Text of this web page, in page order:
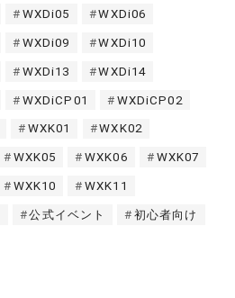
WXDi05 WXDi06
WXDi09 WXDi10
WXDi13 WXDi14
WXDiCP01 WXDiCP02
WXK01 WXK02
WXK05 WXK06 WXK07
WXK10 WXK11
公式イベント 初心者向け